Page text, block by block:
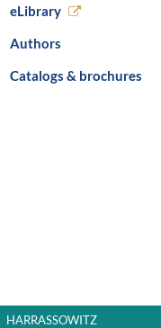
eLibrary
Authors
Catalogs & brochures
HARRASSOWITZ